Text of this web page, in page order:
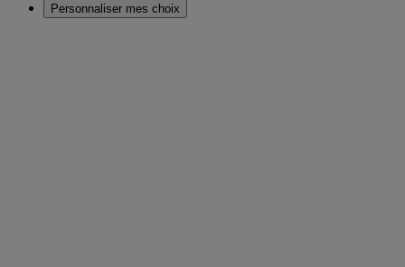
Personnaliser mes choix